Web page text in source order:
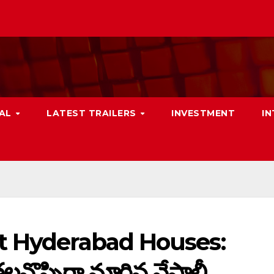
LATEST TRAILERS INVESTMENT
Hyderabad Houses: